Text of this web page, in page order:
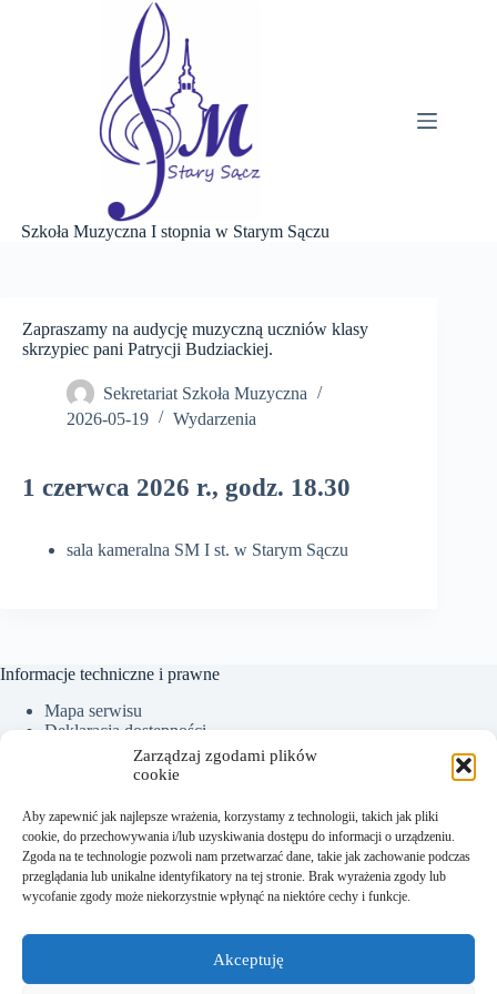
Zarządzaj zgodami plików
cookie
Aby zapewnić jak najlepsze wrażenia, korzystamy z technologii, takich jak pliki
cookie, do przechowywania i/lub uzyskiwania dostępu do informacji o urządzeniu.
Zgoda na te technologie pozwoli nam przetwarzać dane, takie jak zachowanie podczas
przeglądania lub unikalne identyfikatory na tej stronie. Brak wyrażenia zgody lub
wycofanie zgody może niekorzystnie wpłynąć na niektóre cechy i funkcje.
Akceptuję
Szkoła Muzyczna I stopnia w Starym Sączu
Zapraszamy na audycję muzyczną uczniów klasy
skrzypiec pani Patrycji Budziackiej.
Sekretariat Szkoła Muzyczna
2026-05-19
Wydarzenia
1 czerwca 2026 r., godz. 18.30
sala kameralna SM I st. w Starym Sączu
Informacje techniczne i prawne
Mapa serwisu
Deklaracja dostępności
Ochrona Danych Osobowych
Polityka plików cookies (EU)
Kontakt:
Sekretariat tel.: +48 18 300 01 93
Dyrektor tel. kom.: +48 782 538 840